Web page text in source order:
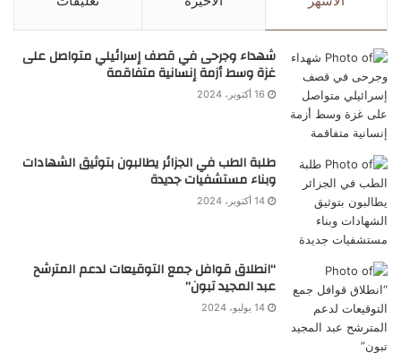
شهداء وجرحى في قصف إسرائيلي متواصل على
غزة وسط أزمة إنسانية متفاقمة
16 أكتوبر، 2024
طلبة الطب في الجزائر يطالبون بتوثيق الشهادات
وبناء مستشفيات جديدة
14 أكتوبر، 2024
“انطلاق قوافل جمع التوقيعات لدعم المترشح
عبد المجيد تبون”
14 يوليو، 2024